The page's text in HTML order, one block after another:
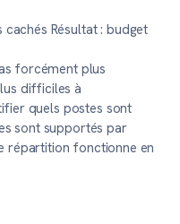
cachés Résultat : budget
forcément plus
difficiles à
quels postes sont
sont supportés par
répartition fonctionne en